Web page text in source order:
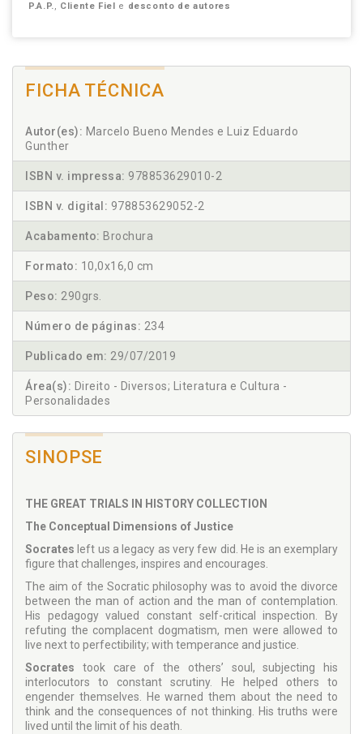
P.A.P., Cliente Fiel e desconto de autores
FICHA TÉCNICA
Autor(es): Marcelo Bueno Mendes e Luiz Eduardo
Gunther
ISBN v. impressa: 978853629010-2
ISBN v. digital: 978853629052-2
Acabamento: Brochura
Formato: 10,0x16,0 cm
Peso: 290grs.
Número de páginas: 234
Publicado em: 29/07/2019
Área(s): Direito - Diversos; Literatura e Cultura -
Personalidades
SINOPSE
THE GREAT TRIALS IN HISTORY COLLECTION
The Conceptual Dimensions of Justice
Socrates left us a legacy as very few did. He is an exemplary
figure that challenges, inspires and encourages.
The aim of the Socratic philosophy was to avoid the divorce
between the man of action and the man of contemplation.
His pedagogy valued constant self-critical inspection. By
refuting the complacent dogmatism, men were allowed to
live next to perfectibility; with temperance and justice.
Socrates took care of the others’ soul, subjecting his
interlocutors to constant scrutiny. He helped others to
engender themselves. He warned them about the need to
think and the consequences of not thinking. His truths were
lived until the limit of his death.